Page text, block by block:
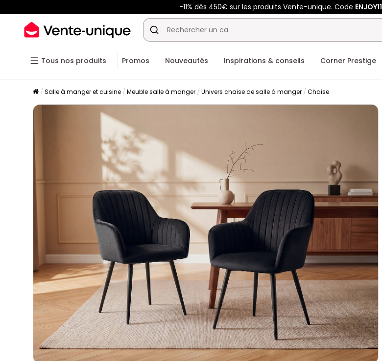
-11% dès 450€ sur les produits Vente-unique. CodeENJOY11
Tous nos produits Promos Nouveautés Inspirations & conseils Corner Prestige
Salle à manger et cuisine Meuble salle à manger Univers chaise de salle à manger Chaise